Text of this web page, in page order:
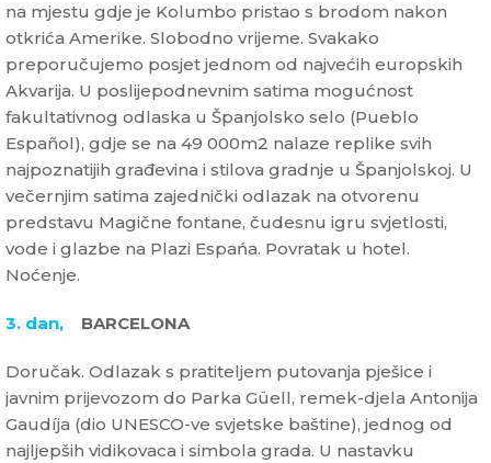
na mjestu gdje je Kolumbo pristao s brodom nakon
otkrića Amerike. Slobodno vrijeme. Svakako
preporučujemo posjet jednom od najvećih europskih
Akvarija. U poslijepodnevnim satima mogućnost
fakultativnog odlaska u Španjolsko selo (Pueblo
Español), gdje se na 49 000m2 nalaze replike svih
najpoznatijih građevina i stilova gradnje u Španjolskoj. U
večernjim satima zajednički odlazak na otvorenu
predstavu Magične fontane, čudesnu igru svjetlosti,
vode i glazbe na Plazi Espańa. Povratak u hotel.
Noćenje.
3. dan, BARCELONA
Doručak. Odlazak s pratiteljem putovanja pješice i
javnim prijevozom do Parka Güell, remek-djela Antonija
Gaudíja (dio UNESCO-ve svjetske baštine), jednog od
najljepših vidikovaca i simbola grada. U nastavku